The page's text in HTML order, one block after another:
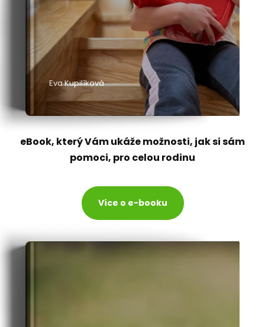
Eva Kupilíková
eBook, který Vám ukáže možnosti, jak si sám
pomoci, pro celou rodinu
Více o e-booku